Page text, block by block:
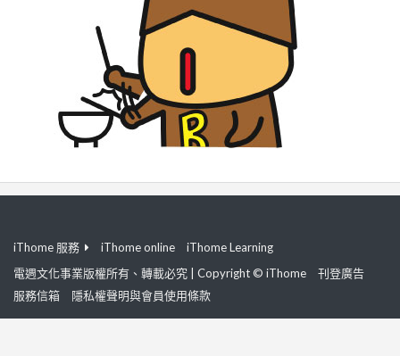
iThome 服務 iThome online
iThome Learning
電週文化事業版權所有、轉載必究 | Copyright © iThome
刊登廣告
服務信箱
隱私權聲明與會員使用條款